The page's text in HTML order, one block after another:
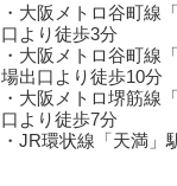
・大阪メトロ谷町線
口より徒歩3分
・大阪メトロ谷町線
場出口より徒歩10分
・大阪メトロ堺筋線
口より徒歩7分
・JR環状線「天満」